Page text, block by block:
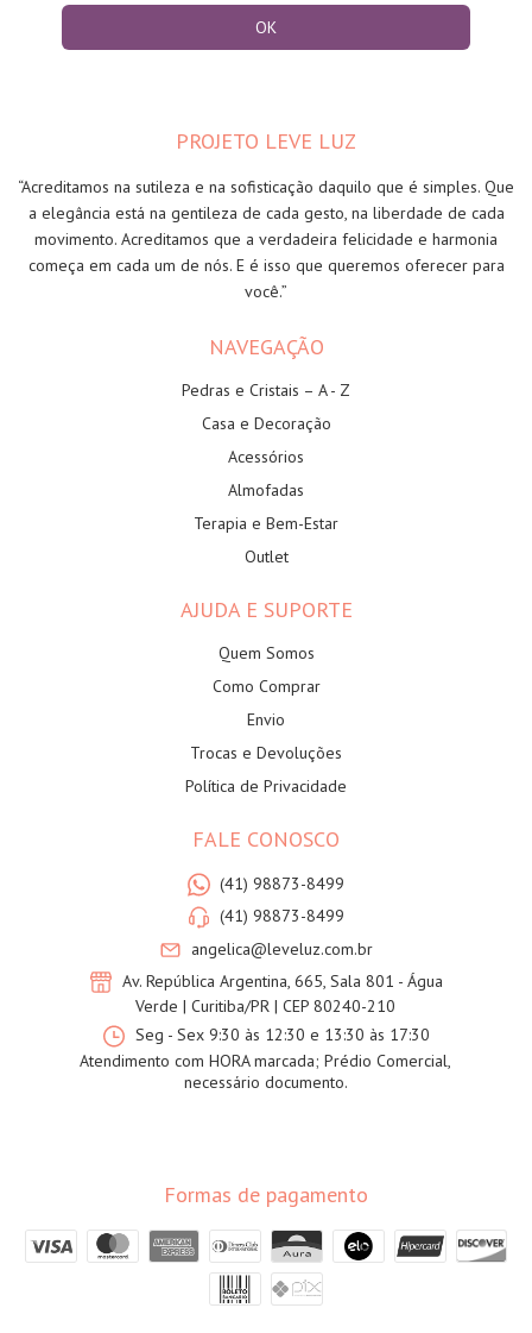
PROJETO LEVE LUZ
“Acreditamos na sutileza e na sofisticação daquilo que é simples. Que
a elegância está na gentileza de cada gesto, na liberdade de cada
movimento. Acreditamos que a verdadeira felicidade e harmonia
começa em cada um de nós. E é isso que queremos oferecer para
você.”
NAVEGAÇÃO
Pedras e Cristais – A - Z
Casa e Decoração
Acessórios
Almofadas
Terapia e Bem-Estar
Outlet
AJUDA E SUPORTE
Quem Somos
Como Comprar
Envio
Trocas e Devoluções
Política de Privacidade
FALE CONOSCO
(41) 98873-8499
(41) 98873-8499
angelica@leveluz.com.br
Av. República Argentina, 665, Sala 801 - Água
Verde | Curitiba/PR | CEP 80240-210
Seg - Sex 9:30 às 12:30 e 13:30 às 17:30
Atendimento com HORA marcada; Prédio Comercial,
necessário documento.
Formas de pagamento